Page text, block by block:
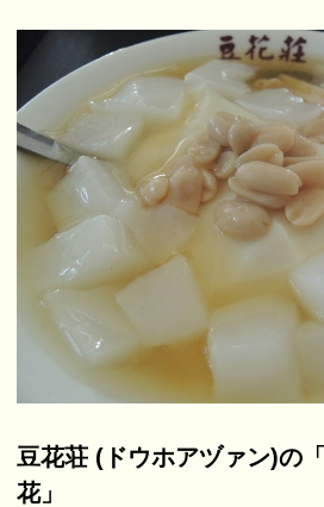
豆花荘 (ドウホアヅァン)の
花」